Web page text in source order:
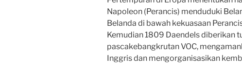
Napoleon (Perancis) menduduki
Belanda di bawah kekuasaan
Kemudian 1809 Daendels diberikan
pascakebangkrutan VOC,
Inggris dan mengorganisasikan